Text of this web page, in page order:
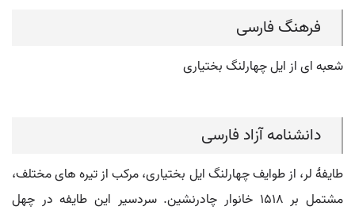
فرهنگ فارسی
شعبه ای از ایل چهارلنگ بختیاری
دانشنامه آزاد فارسی
طایفۀ لر، از طوایف چهارلنگ ایل بختیاری، مرکب از تیره های مختلف،
مشتمل بر ۱۵۱۸ خانوار چادرنشین. سردسیر این طایفه در چهل